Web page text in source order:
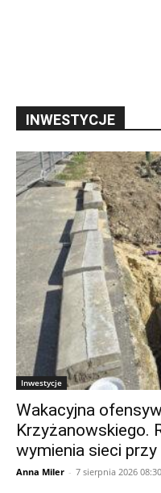
INWESTYCJE
Inwestycje
Wakacyjna
Krzyżanowskiego.
wymienia sieci przy
Anna Miler - 7 sierpnia 2026 08:30